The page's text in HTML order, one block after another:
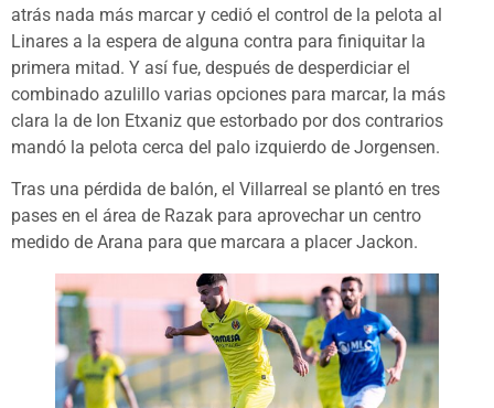
atrás nada más marcar y cedió el control de la pelota al
Linares a la espera de alguna contra para finiquitar la
primera mitad. Y así fue, después de desperdiciar el
combinado azulillo varias opciones para marcar, la más
clara la de Ion Etxaniz que estorbado por dos contrarios
mandó la pelota cerca del palo izquierdo de Jorgensen.
Tras una pérdida de balón, el Villarreal se plantó en tres
pases en el área de Razak para aprovechar un centro
medido de Arana para que marcara a placer Jackon.